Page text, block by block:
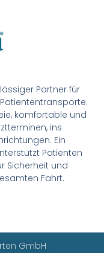
Partner für
komfortable und
ins
Ein
Patienten
Sicherheit und
Fahrt.
GmbH